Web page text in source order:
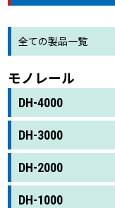
全ての製品一覧
モノレール
DH-4000
DH-3000
DH-2000
DH-1000